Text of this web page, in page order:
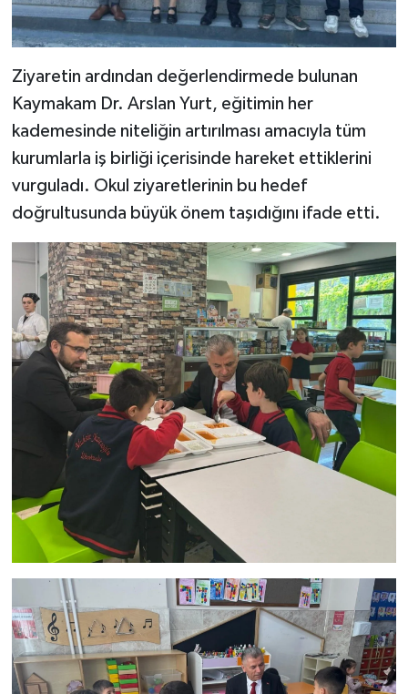
Ziyaretin ardından değerlendirmede bulunan
Kaymakam Dr. Arslan Yurt, eğitimin her
kademesinde niteliğin artırılması amacıyla tüm
kurumlarla iş birliği içerisinde hareket ettiklerini
vurguladı. Okul ziyaretlerinin bu hedef
doğrultusunda büyük önem taşıdığını ifade etti.